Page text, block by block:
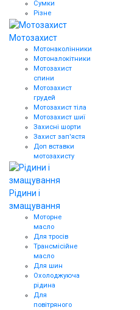
Сумки
Різне
Мотозахист
Мотонаколінники
Мотоналокітники
Мотозахист
спини
Мотозахист
грудей
Мотозахист тіла
Мотозахист шиї
Захисні шорти
Захист зап'ястя
Доп вставки
мотозахисту
Рідини і
змащування
Моторне
масло
Для тросів
Трансмісійне
масло
Для шин
Охолоджуюча
рідина
Для
повітряного